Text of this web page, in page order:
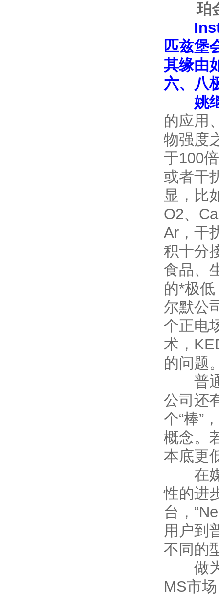
珀
匹兹堡
其缘由
六、八
姚
的应用
物强度
于100
或者干
显，比
O2、
Ar，干
积十分
食品、
的*极
尔默公
个正电
术，
的问题
普通
公司还
个“棒”
概念。
本底更
在媒
性的进
台，
用户到
不同的
做为
MS市